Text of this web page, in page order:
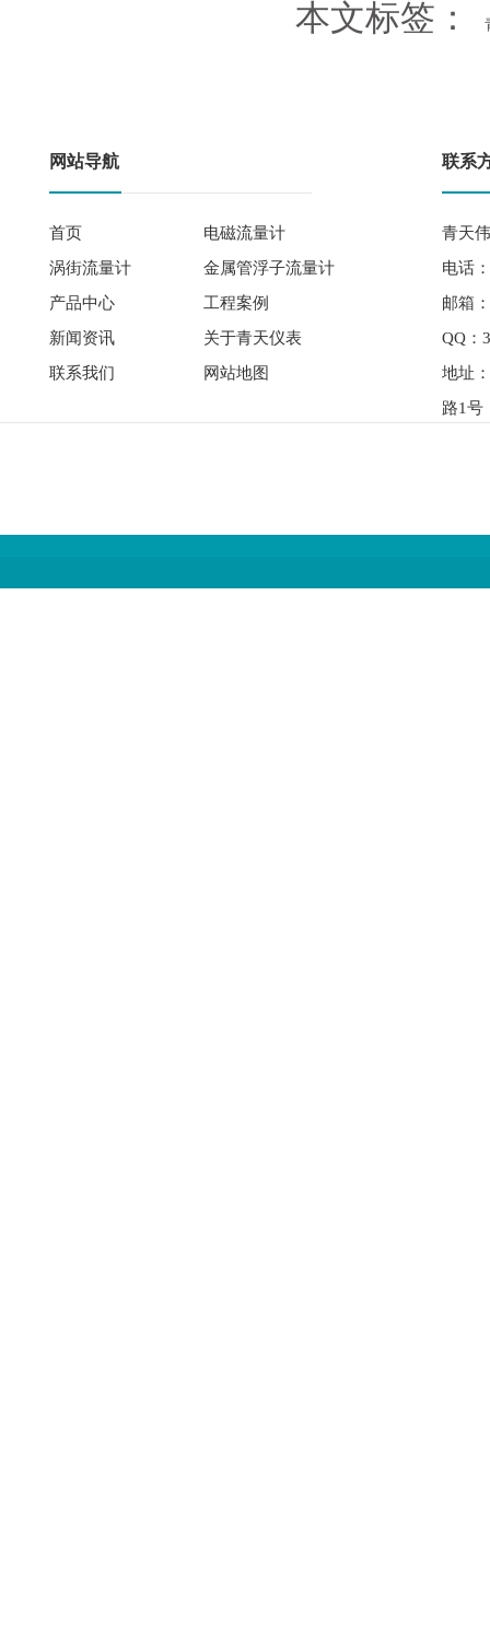
本文标签：
网站导航
首页
电磁流量计
涡街流量计
金属管浮子流量计
产品中心
工程案例
新闻资讯
关于青天仪表
联系我们
网站地图
联系
青天
电话
邮箱
QQ：
地址
路1号